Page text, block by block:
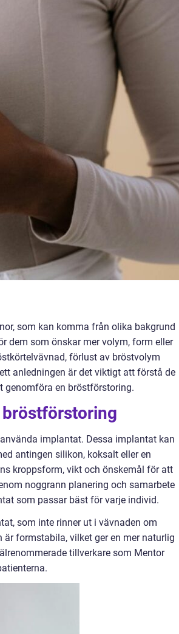
som kan komma från olika bakgrund
dem som önskar mer volym, form eller
förlust av bröstvolym
anledningen är det viktigt att förstå de
genomföra en bröstförstoring.
implantat. Dessa implantat kan
antingen silikon, koksalt eller en
kroppsform, vikt och önskemål för att
noggrann planering och samarbete
som passar bäst för varje individ.
som inte rinner ut i vävnaden om
formstabila, vilket ger en mer naturlig
tillverkare som Mentor